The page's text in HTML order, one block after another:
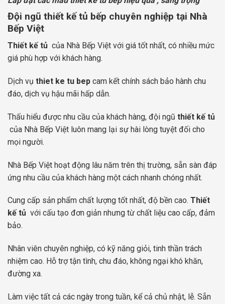
Đội ngũ thiết kế tủ bếp chuyên nghiệp tại Nhà
Bếp Việt
Thiết kế tủ của Nhà Bếp Việt với giá tốt nhất, có nhiều mức
giá phù hợp với khách hàng.
Dịch vụ thiet ke tu bep cam kết chính sách bảo hành chu
đáo, dịch vụ hậu mãi hấp dẫn.
Thấu hiểu được nhu cầu của khách hàng, đội ngũ thiết kế tủ
của Nhà Bếp Việt luôn mang lại sự hài lòng tuyệt đối cho
mọi người.
Nhà Bếp Việt hoạt động lâu năm trên thị trường, sẵn sàn đáp
ứng nhu cầu của khách hàng một cách nhanh chóng nhất.
Cung cấp sản phẩm chất lượng tốt nhất, độ bền cao. Thiết
kế tủ với cấu tạo đơn giản nhưng từ chất liệu cao cấp, đảm
bảo.
Nhân viên chuyên nghiệp, có kỹ năng giỏi, tinh thần trách
nhiệm cao. Hỗ trợ tận tình, chu đáo, không ngại khó khăn,
đường xa.
Làm việc tất cả các ngày trong tuần, kể cả chủ nhật, lễ. Sẵn